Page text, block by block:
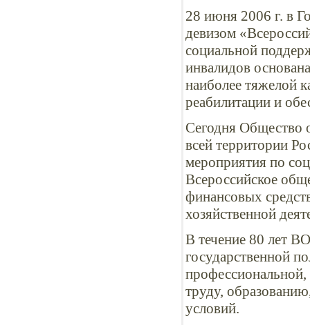
28 июня 2006 г. в
девизом
социальной
инвалидов
наиболее тяжелой
реабилитации и
Сегодня Общество
всей территории
мероприятия по
Всероссийское
финансовых
хозяйственной
В течение 80 лет
государственной
труду,
условий.